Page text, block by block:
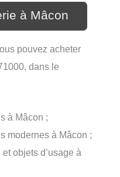
à Mâcon
pouvez acheter
dans le
à Mâcon ;
modernes à Mâcon ;
objets d’usage à